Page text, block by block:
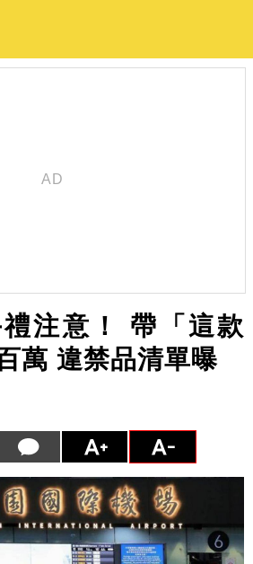
注意！ 帶「這款
萬 違禁品清單曝